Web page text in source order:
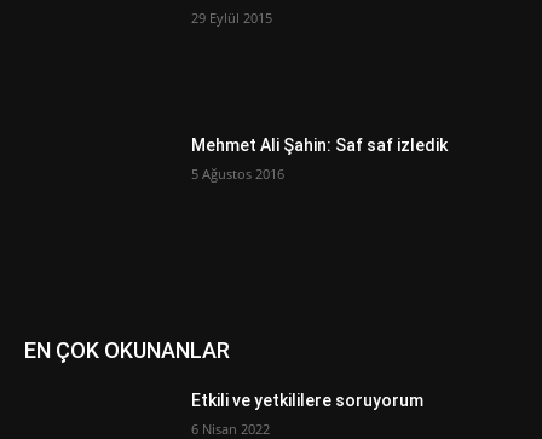
29 Eylül 2015
Mehmet Ali Şahin: Saf saf izledik
5 Ağustos 2016
EN ÇOK OKUNANLAR
Etkili ve yetkililere soruyorum
6 Nisan 2022